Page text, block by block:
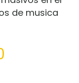
de musica